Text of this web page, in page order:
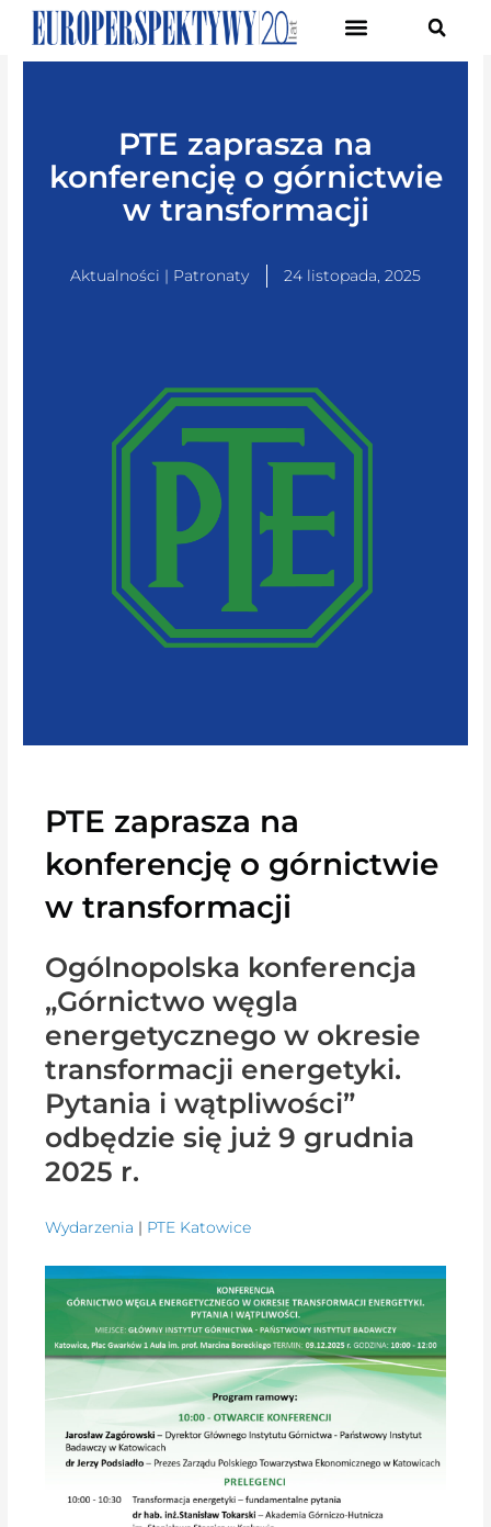
PTE zaprasza na
konferencję o górnictwie
w transformacji
Aktualności | Patronaty 24 listopada, 2025
PTE zaprasza na
konferencję o górnictwie
w transformacji
Ogólnopolska konferencja
„Górnictwo węgla
energetycznego w okresie
transformacji energetyki.
Pytania i wątpliwości”
odbędzie się już 9 grudnia
2025 r.
Wydarzenia | PTE Katowice